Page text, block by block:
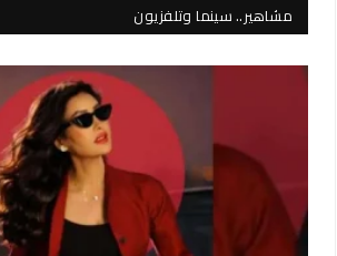
مشاهير.. سينما وتلفزيون